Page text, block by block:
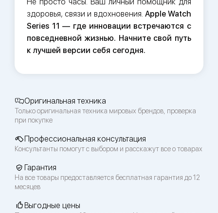
здоровья, связи и вдохновения. Apple Watch
Series 11 — где инновации встречаются с
повседневной жизнью. Начните свой путь
к лучшей версии себя сегодня.
Оригинальная техника
Только оригинальная техника мировых брендов, проверка
при покупке
Профессиональная консультация
Консультанты помогут с выбором и расскажут все о товарах
Гарантия
На все товары предоставляется бесплатная гарантия до 12
месяцев
Выгодные цены